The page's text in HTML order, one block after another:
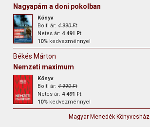
Nagyapám a doni pokolban
Könyv
Bolti ár:4 990 Ft
Netes ár:4 491 Ft
10% kedvezménnyel
Békés Márton
Nemzeti maximum
Könyv
Bolti ár:4 990 Ft
Netes ár:4 491 Ft
10% kedvezménnyel
Magyar Menedék Könyvesház